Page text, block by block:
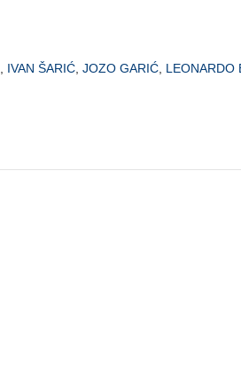
IVAN ŠARIĆ JOZO GARIĆ LEONARDO